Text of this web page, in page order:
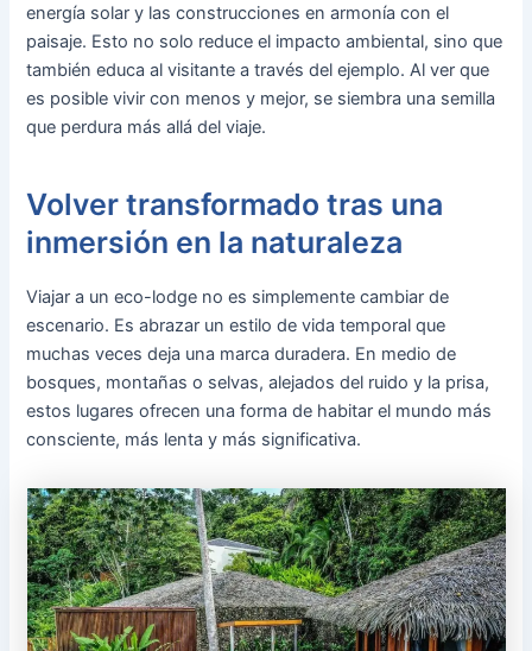
energía solar y las construcciones en armonía con el
paisaje. Esto no solo reduce el impacto ambiental, sino que
también educa al visitante a través del ejemplo. Al ver que
es posible vivir con menos y mejor, se siembra una semilla
que perdura más allá del viaje.
Volver transformado tras una
inmersión en la naturaleza
Viajar a un eco-lodge no es simplemente cambiar de
escenario. Es abrazar un estilo de vida temporal que
muchas veces deja una marca duradera. En medio de
bosques, montañas o selvas, alejados del ruido y la prisa,
estos lugares ofrecen una forma de habitar el mundo más
consciente, más lenta y más significativa.